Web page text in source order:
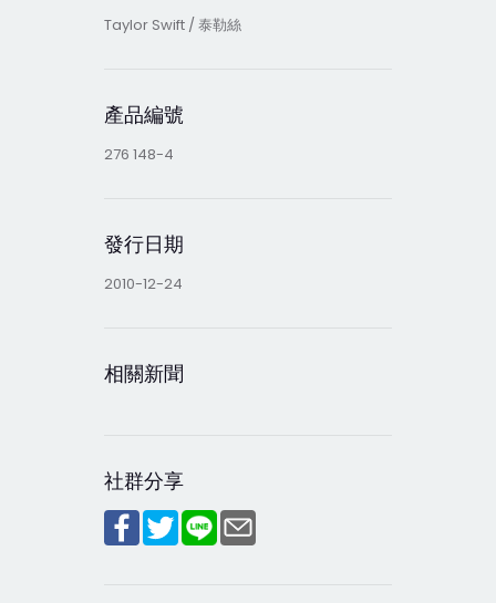
Taylor Swift / 泰勒絲
產品編號
276 148-4
發行日期
2010-12-24
相關新聞
社群分享